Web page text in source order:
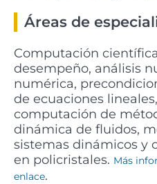
Áreas de
Computación
desempeño, análisis
numérica,
de ecuaciones
computación de
dinámica de fluidos,
sistemas dinámicos y
en policristales. Más
enlace.